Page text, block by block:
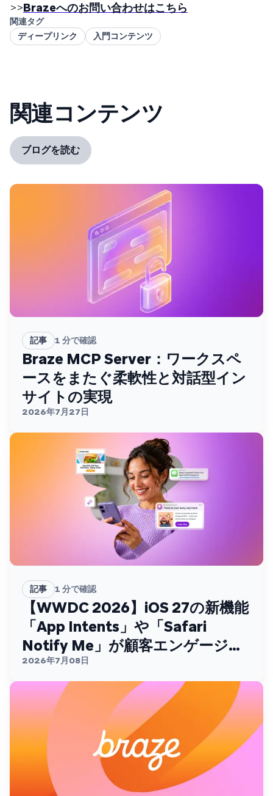
>>Brazeへのお問い合わせはこちら
関連タグ
ディープリンク
入門コンテンツ
関連コンテンツ
ブログを読む
記事 1 分で確認
Braze MCP Server：ワークスペ
ースをまたぐ柔軟性と対話型イン
サイトの実現
2026年7月27日
記事 1 分で確認
【WWDC 2026】iOS 27の新機能
「App Intents」や「Safari
Notify Me」が顧客エンゲージメ
ントを変える
2026年7月08日